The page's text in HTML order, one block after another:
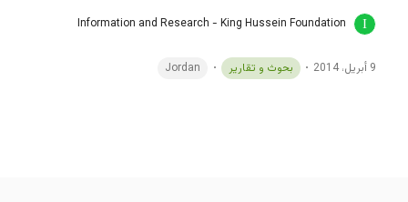
Information and Research - King Hussein Foundation
9 أبريل، 2014 بحوث و تقارير Jordan